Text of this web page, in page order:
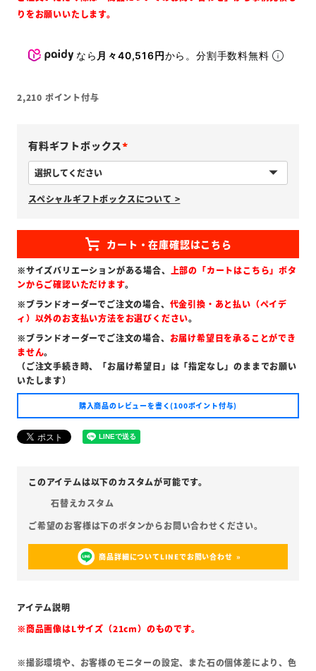
なら 月々40,516円から。分割手数料無料
2,210 ポイント付与
有料ギフトボックス
必
須
)
スペシャルギフトボックスについて >
※サイズバリエーションがある場合、 上部の「カートはこちら」ボタ
ンからご確認いただけます。
※ブランドオーダーでご注文の場合、 代金引換・あと払い（ペイデ
ィ）以外のお支払い方法をお選びください。
※ブランドオーダーでご注文の場合、 お届け希望日を承ることができ
ません。
（ご注文手続き時、「お届け希望日」は「指定なし」のままでお願い
いたします）
購入商品のレビューを書く(100ポイント付与)
石替えカスタム
商品詳細についてLINEでお問い合わせ
※商品画像はLサイズ（21cm）のものです。
※撮影環境や、お客様のモニターの設定、また石の個体差により、色